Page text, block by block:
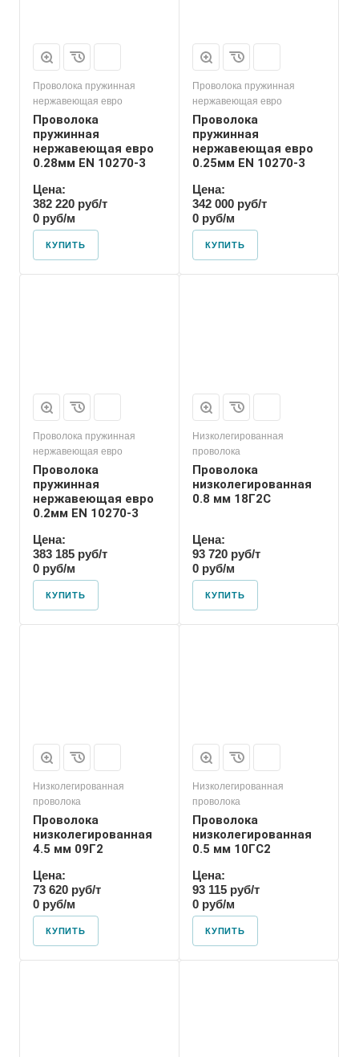
Проволока пружинная
нержавеющая евро
Проволока
пружинная
нержавеющая евро
0.28мм EN 10270-3
Цена:
382 220 руб/т
0 руб/м
КУПИТЬ
Проволока пружинная
нержавеющая евро
Проволока
пружинная
нержавеющая евро
0.25мм EN 10270-3
Цена:
342 000 руб/т
0 руб/м
КУПИТЬ
Проволока пружинная
нержавеющая евро
Проволока
пружинная
нержавеющая евро
0.2мм EN 10270-3
Цена:
383 185 руб/т
0 руб/м
КУПИТЬ
Низколегированная
проволока
Проволока
низколегированная
0.8 мм 18Г2С
Цена:
93 720 руб/т
0 руб/м
КУПИТЬ
Низколегированная
проволока
Проволока
низколегированная
4.5 мм 09Г2
Цена:
73 620 руб/т
0 руб/м
КУПИТЬ
Низколегированная
проволока
Проволока
низколегированная
0.5 мм 10ГС2
Цена:
93 115 руб/т
0 руб/м
КУПИТЬ